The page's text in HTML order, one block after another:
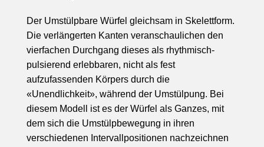
Der Umstülpbare Würfel gleichsam in Skelettform.
Die verlängerten Kanten veranschaulichen den
vierfachen Durchgang dieses als rhythmisch-
pulsierend erlebbaren, nicht als fest
aufzufassenden Körpers durch die
«Unendlichkeit», während der Umstülpung. Bei
diesem Modell ist es der Würfel als Ganzes, mit
dem sich die Umstülpbewegung in ihren
verschiedenen Intervallpositionen nachzeichnen